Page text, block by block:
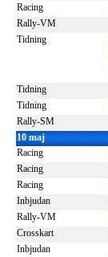
Racing
Rally-VM
Tidning
Tidning
Tidning
Rally-SM
10 maj
Racing
Racing
Racing
Inbjudan
Rally-VM
Crosskart
Inbjudan